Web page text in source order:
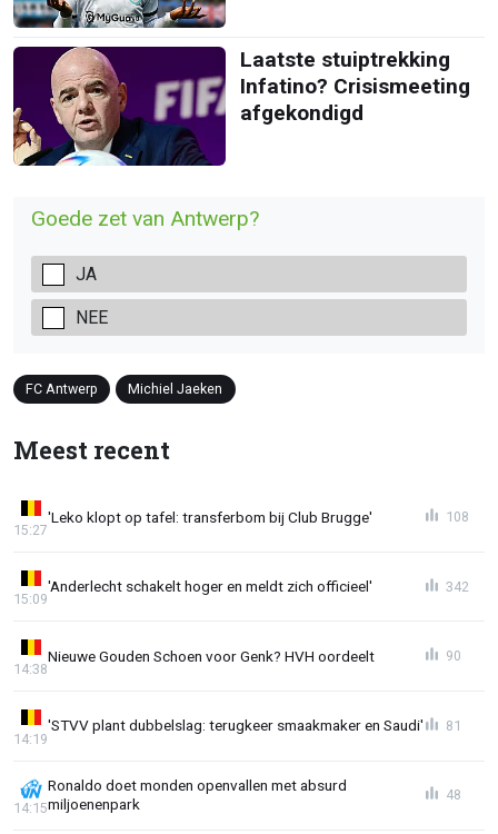
Laatste stuiptrekking
Infatino? Crisismeeting
afgekondigd
Goede zet van Antwerp?
JA
NEE
FC Antwerp Michiel Jaeken
Meest recent
'Leko klopt op tafel: transferbom bij Club Brugge'
15:27
108
'Anderlecht schakelt hoger en meldt zich officieel'
15:09
342
Nieuwe Gouden Schoen voor Genk? HVH oordeelt
14:38
90
'STVV plant dubbelslag: terugkeer smaakmaker en Saudi'
14:19
81
Ronaldo doet monden openvallen met absurd
miljoenenpark
14:15
48